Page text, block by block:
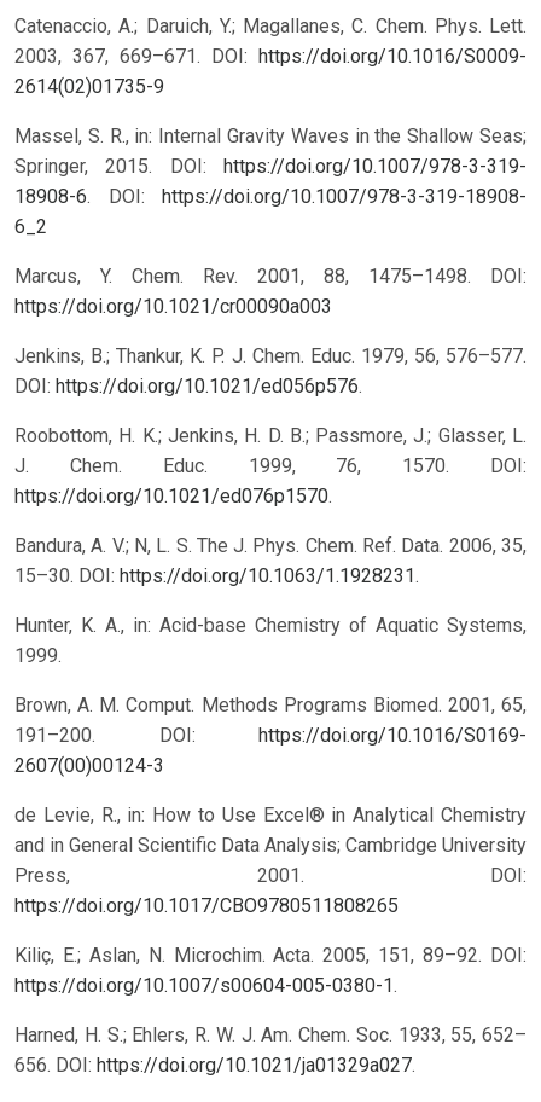
Catenaccio, A.; Daruich, Y.; Magallanes, C. Chem. Phys. Lett.
2003, 367, 669–671. DOI: https://doi.org/10.1016/S0009-
2614(02)01735-9
Massel, S. R., in: Internal Gravity Waves in the Shallow Seas;
Springer, 2015. DOI: https://doi.org/10.1007/978-3-319-
18908-6. DOI: https://doi.org/10.1007/978-3-319-18908-
6_2
Marcus, Y. Chem. Rev. 2001, 88, 1475–1498. DOI:
https://doi.org/10.1021/cr00090a003
Jenkins, B.; Thankur, K. P. J. Chem. Educ. 1979, 56, 576–577.
DOI: https://doi.org/10.1021/ed056p576.
Roobottom, H. K.; Jenkins, H. D. B.; Passmore, J.; Glasser, L.
J. Chem. Educ. 1999, 76, 1570. DOI:
https://doi.org/10.1021/ed076p1570.
Bandura, A. V.; N, L. S. The J. Phys. Chem. Ref. Data. 2006, 35,
15–30. DOI: https://doi.org/10.1063/1.1928231.
Hunter, K. A., in: Acid-base Chemistry of Aquatic Systems,
1999.
Brown, A. M. Comput. Methods Programs Biomed. 2001, 65,
191–200. DOI: https://doi.org/10.1016/S0169-
2607(00)00124-3
de Levie, R., in: How to Use Excel® in Analytical Chemistry
and in General Scientific Data Analysis; Cambridge University
Press, 2001. DOI:
https://doi.org/10.1017/CBO9780511808265
Kiliç, E.; Aslan, N. Microchim. Acta. 2005, 151, 89–92. DOI:
https://doi.org/10.1007/s00604-005-0380-1.
Harned, H. S.; Ehlers, R. W. J. Am. Chem. Soc. 1933, 55, 652–
656. DOI: https://doi.org/10.1021/ja01329a027.